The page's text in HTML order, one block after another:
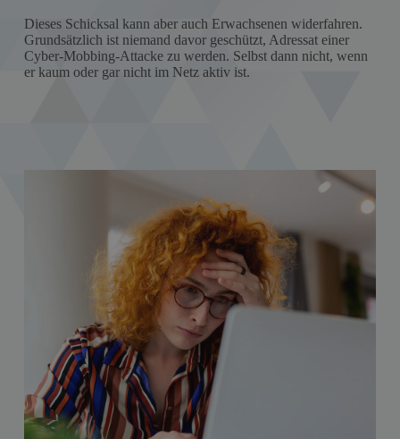
Dieses Schicksal kann aber auch Erwachsenen widerfahren.
Grundsätzlich ist niemand davor geschützt, Adressat einer
Cyber-Mobbing-Attacke zu werden. Selbst dann nicht, wenn
er kaum oder gar nicht im Netz aktiv ist.